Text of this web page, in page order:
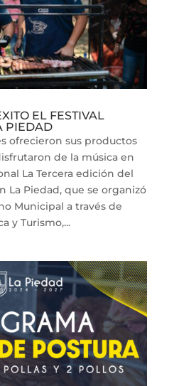
EL FESTIVAL
PIEDAD
ofrecieron sus productos
de la música en
La Tercera edición del
La Piedad, que se organizó
Municipal a través de
y Turismo,...